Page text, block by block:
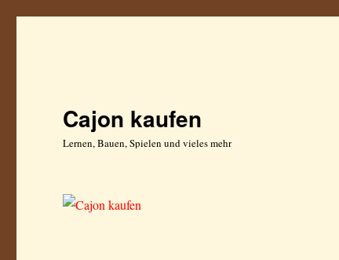
Cajon kaufen
Lernen, Bauen, Spielen und vieles mehr